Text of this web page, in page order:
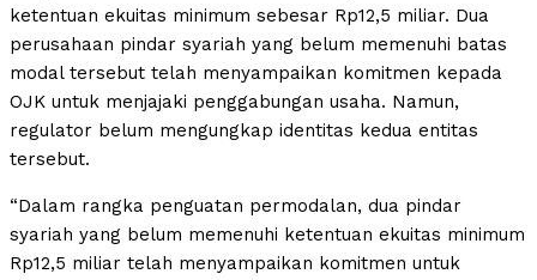
ketentuan ekuitas minimum sebesar Rp12,5 miliar. Dua
perusahaan pindar syariah yang belum memenuhi batas
modal tersebut telah menyampaikan komitmen kepada
OJK untuk menjajaki penggabungan usaha. Namun,
regulator belum mengungkap identitas kedua entitas
tersebut.
“Dalam rangka penguatan permodalan, dua pindar
syariah yang belum memenuhi ketentuan ekuitas minimum
Rp12,5 miliar telah menyampaikan komitmen untuk